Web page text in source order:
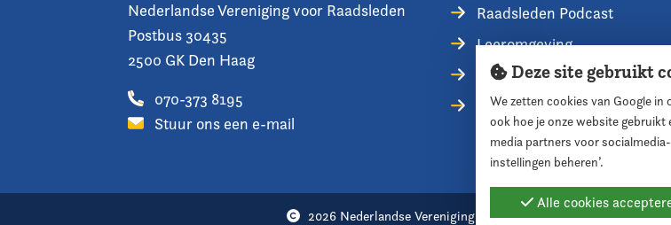
Nederlandse Vereniging voor Raadsleden
Postbus 30435
2500 GK Den Haag
070-373 8195
Stuur ons een e-mail
Raadsleden Podcast
Leeromgeving
Privacyverklaring
Contact opnemen
2026 Nederlandse Vereniging voor Raadsleden Cookie
Deze site gebruikt
We zetten cookies van Google in
ook hoe je onze website gebruikt
media partners voor
instellingen beheren’.
Alle cookies